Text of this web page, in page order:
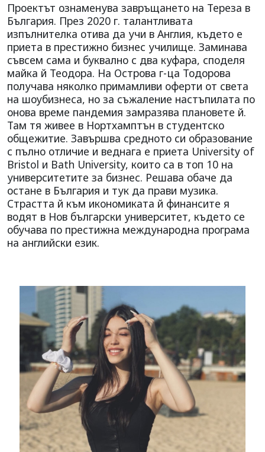
Проектът ознаменува завръщането на Тереза в
България. През 2020 г. талантливата
изпълнителка отива да учи в Англия, където е
приета в престижно бизнес училище. Заминава
съвсем сама и буквално с два куфара, споделя
майка й Теодора. На Острова г-ца Тодорова
получава няколко примамливи оферти от света
на шоубизнеса, но за съжаление настъпилата по
онова време пандемия замразява плановете й.
Там тя живее в Нортхамптън в студентско
общежитие. Завършва средното си образование
с пълно отличие и веднага е приета University of
Bristol и Bath University, които са в топ 10 на
университетите за бизнес. Решава обаче да
остане в България и тук да прави музика.
Страстта й към икономиката й финансите я
водят в Нов български университет, където се
обучава по престижна международна програма
на английски език.